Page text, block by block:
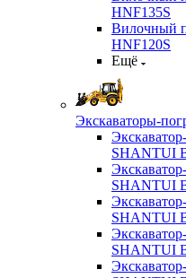
HNF135S
Вилочный
HNF120S
Ещё
Экскаваторы-
SHANTUI
SHANTUI
SHANTUI
SHANTUI